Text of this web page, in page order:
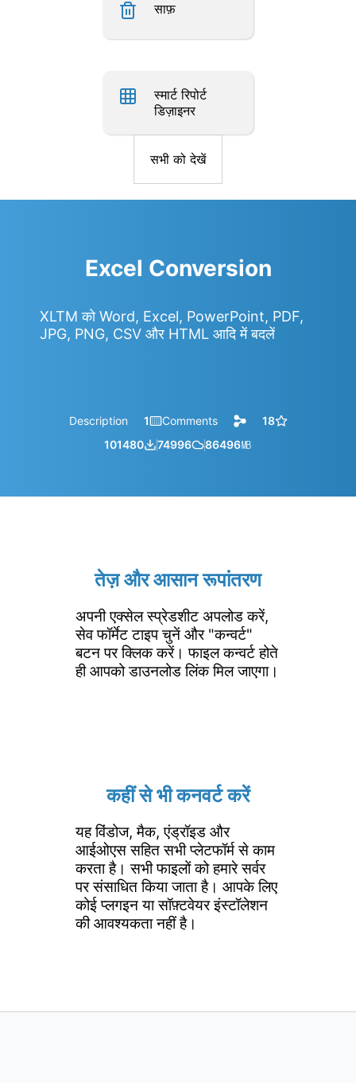
साफ़
स्मार्ट रिपोर्ट
डिज़ाइनर
सभी को देखें
Excel Conversion
XLTM को Word, Excel, PowerPoint, PDF,
JPG, PNG, CSV और HTML आदि में बदलें
Description 1 Comments
18
101480
74996 86496㎆︎
तेज़ और आसान रूपांतरण
अपनी एक्सेल स्प्रेडशीट अपलोड करें,
सेव फॉर्मेट टाइप चुनें और "कन्वर्ट"
बटन पर क्लिक करें। फाइल कन्वर्ट होते
ही आपको डाउनलोड लिंक मिल जाएगा।
कहीं से भी कनवर्ट करें
यह विंडोज, मैक, एंड्रॉइड और
आईओएस सहित सभी प्लेटफॉर्म से काम
करता है। सभी फाइलों को हमारे सर्वर
पर संसाधित किया जाता है। आपके लिए
कोई प्लगइन या सॉफ़्टवेयर इंस्टॉलेशन
की आवश्यकता नहीं है।